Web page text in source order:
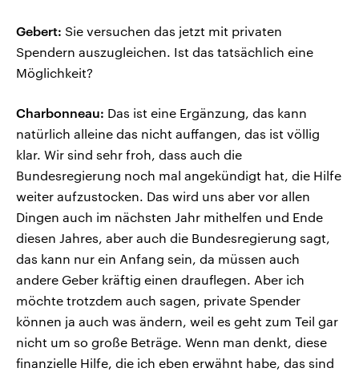
Gebert: Sie versuchen das jetzt mit privaten
Spendern auszugleichen. Ist das tatsächlich eine
Möglichkeit?
Charbonneau: Das ist eine Ergänzung, das kann
natürlich alleine das nicht auffangen, das ist völlig
klar. Wir sind sehr froh, dass auch die
Bundesregierung noch mal angekündigt hat, die Hilfe
weiter aufzustocken. Das wird uns aber vor allen
Dingen auch im nächsten Jahr mithelfen und Ende
diesen Jahres, aber auch die Bundesregierung sagt,
das kann nur ein Anfang sein, da müssen auch
andere Geber kräftig einen drauflegen. Aber ich
möchte trotzdem auch sagen, private Spender
können ja auch was ändern, weil es geht zum Teil gar
nicht um so große Beträge. Wenn man denkt, diese
finanzielle Hilfe, die ich eben erwähnt habe, das sind